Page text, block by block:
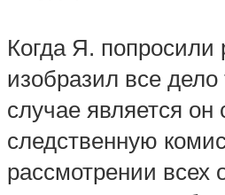
Когда Я. попросили
изобразил все
случае является
следственную
рассмотрении всех